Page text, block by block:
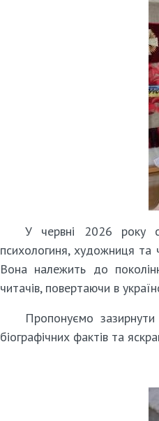
У червні 2026 року
психологиня, художниця та
Вона належить до
читачів, повертаючи в
Пропонуємо
біографічних фактів та